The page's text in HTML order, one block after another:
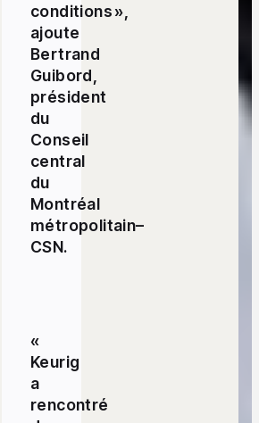
conditions »,
ajoute
Bertrand
Guibord,
président
du
Conseil
central
du
Montréal
métropolitain–
CSN.
«
Keurig
a
rencontré